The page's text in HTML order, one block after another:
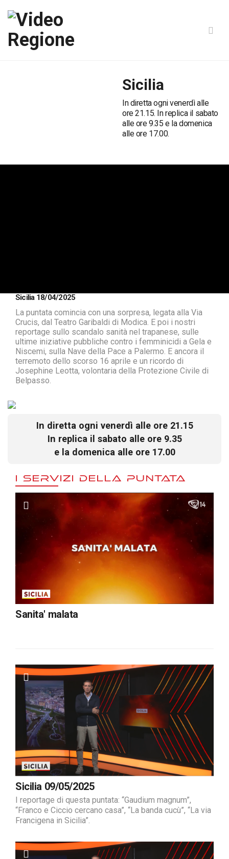
Sicilia
In diretta ogni venerdì alle
ore 21.15. In replica il sabato
alle ore 9.35 e la domenica
alle ore 17.00.
Sicilia 18/04/2025
La puntata comincia con una sorpresa, legata alla Via
Crucis, dal Teatro Garibaldi di Modica. E poi i nostri
reportage sullo scandalo sanità nel trapanese, sulle
ultime iniziative pubbliche contro i femminicidi a Gela e
Niscemi, sulla Nave della Pace a Palermo. E ancora il
terremoto dello scorso 16 aprile e un ricordo di
Josephine Leotta, volontaria della Protezione Civile di
Belpasso.
In diretta ogni venerdì alle ore 21.15
In replica il sabato alle ore 9.35
e la domenica alle ore 17.00
I SERVIZI DELLA PUNTATA
Sanita' malata
Sicilia 09/05/2025
I reportage di questa puntata: “Gaudium magnum”,
“Franco e Ciccio cercano casa”, “La banda cucù”, “La via
Francigena in Sicilia”.